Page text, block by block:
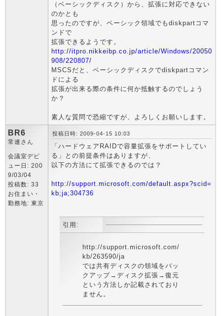
（ベーシックディスク）から、拡張に対応できない
のかとも
思ったのですが、ベーシック領域でもdiskpartコマ
ンドで
拡張できるようです。
http://itpro.nikkeibp.co.jp/article/Windows/20050
908/220807/
MSCSだと、ベーシックディスクでdiskpartコマン
ドによる
拡張が出来る際の条件に何か抵触するのでしょう
か？
素人な質問で恐縮ですが、よろしくお願いします。
BR6
常連さん
会議室デビ
ュー日: 200
9/03/04
投稿数: 33
お住まい・
勤務地: 東京
投稿日時: 2009-04-15 10:03
「ハードウェアRAIDで容量拡張をサポートしてい
る」との前提条件はありますが、
以下の方法にて拡張できるのでは？
http://support.microsoft.com/default.aspx?scid=
kb;ja;304736
引用:
http://support.microsoft.com/
kb/263590/ja
では共有ディスクの領域をバッ
クアップ→ディスク拡張→復元
という方法しか記載されており
ません。